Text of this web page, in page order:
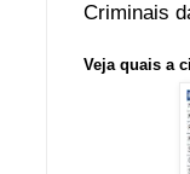
Criminais
Veja quais a